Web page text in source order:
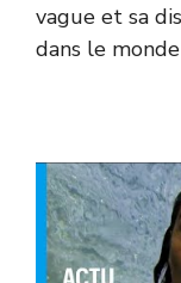
vague et sa
dans le